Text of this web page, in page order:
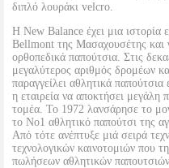
διπλό λουράκι velcro.
H Νew Balance έχει μια ιστορία
Bellmont της Μασαχουσέτης και
ορθοπεδικά παπούτσια. Στις
μεγαλύτερος αριθμός δρομέων
παραγγείλει αθλητικά
η εταιρεία να αποκτήσει μεγάλη
τομέα. Το 1972 λανσάρησε το
το Νο1 αθλητικό παπούτσι της
Από τότε ανέπτυξε μιά σειρά
τεχνολογικών καινοτομιών που
πωλήσεων αθλητικών